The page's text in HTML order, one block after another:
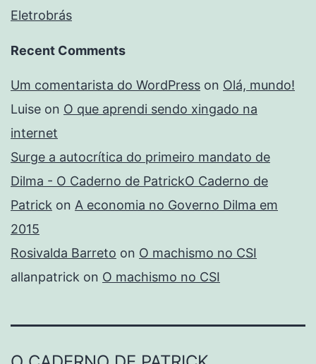
Eletrobrás
Recent Comments
Um comentarista do WordPress on Olá, mundo!
Luise on O que aprendi sendo xingado na
internet
Surge a autocrítica do primeiro mandato de
Dilma - O Caderno de PatrickO Caderno de
Patrick on A economia no Governo Dilma em
2015
Rosivalda Barreto on O machismo no CSI
allanpatrick on O machismo no CSI